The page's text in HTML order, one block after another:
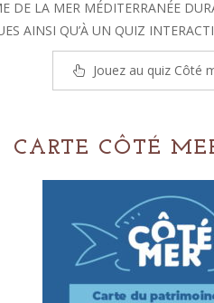
DE LA MER MÉDITERRANÉE
AINSI QU’À UN QUIZ
Jouez au quiz Côté
CARTE CÔTÉ